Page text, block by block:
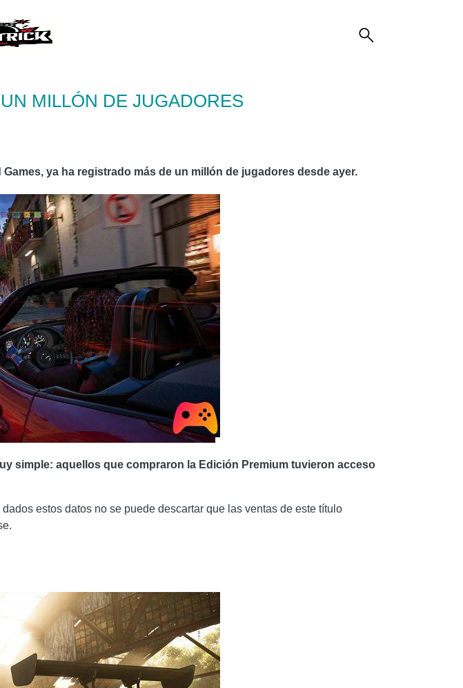
MILLÓN DE JUGADORES
ya ha registrado más de un millón de jugadores desde ayer.
simple: aquellos que compraron la Edición Premium tuvieron acceso
estos datos no se puede descartar que las ventas de este título